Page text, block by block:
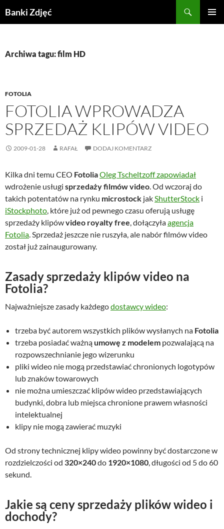
doBanki Zdjęć
Archiwa tagu: film HD
FOTOLIA
FOTOLIA WPROWADZA
SPRZEDAŻ KLIPÓW VIDEO
2009-01-28 RAFAŁ DODAJ KOMENTARZ
Kilka dni temu CEO FotoliaOleg Tscheltzoff zapowiadał
wdrożenie usługi sprzedaży filmów video. Od wczoraj do
takich potentatów na rynku microstock jakShutterStock i
iStockphoto, które już od pewnego czasu oferują usługę
sprzedaży klipówvideo royalty free, dołączyłaagencja
Fotolia. Sprzedaż jeszcze nie ruszyła, ale nabór filmów video
został już zainaugurowany.
Zasady sprzedaży klipów video na
Fotolia?
Najważniejsze zasady każdegodostawcy wideo:
trzeba być autorem wszystkich plików wysłanych na Fotolia
trzeba posiadać ważnąumowę z modelem pozwalającą na
rozpowszechnianie jego wizerunku
pliki wideo nie mogą przedstawiać chronionych logotypów
lub znaków towarowych
nie można umieszczać klipów wideo przedstawiających
budynki, dobra lub miejsca chronione prawem własności
intelektualnej
klipy nie mogą zawierać muzyki
Od strony technicznej klipy wideo powinny być dostarczone w
rozdzielczości od 320×240do 1920×1080, długości od 5 do 60
sekund.
Jakie są ceny sprzedaży plików wideo i
dochody?